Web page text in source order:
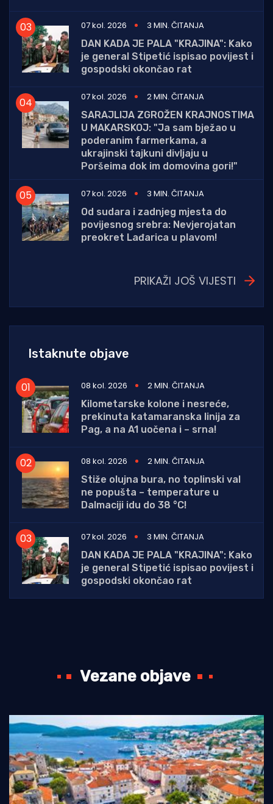
07 kol. 2026
3 MIN. ČITANJA
DAN KADA JE PALA "KRAJINA": Kako
je general Stipetić ispisao povijest i
gospodski okončao rat
07 kol. 2026
2 MIN. ČITANJA
SARAJLIJA ZGROŽEN KRAJNOSTIMA
U MAKARSKOJ: "Ja sam bježao u
poderanim farmerkama, a
ukrajinski tajkuni divljaju u
Poršeima dok im domovina gori!"
07 kol. 2026
3 MIN. ČITANJA
Od sudara i zadnjeg mjesta do
povijesnog srebra: Nevjerojatan
preokret Lađarica u plavom!
PRIKAŽI JOŠ VIJESTI
Istaknute objave
08 kol. 2026
2 MIN. ČITANJA
Kilometarske kolone i nesreće,
prekinuta katamaranska linija za
Pag, a na A1 uočena i – srna!
08 kol. 2026
2 MIN. ČITANJA
Stiže olujna bura, no toplinski val
ne popušta – temperature u
Dalmaciji idu do 38 °C!
07 kol. 2026
3 MIN. ČITANJA
DAN KADA JE PALA "KRAJINA": Kako
je general Stipetić ispisao povijest i
gospodski okončao rat
Vezane objave